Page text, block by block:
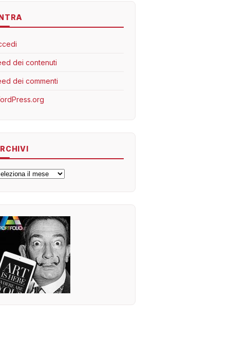
dei contenuti
dei commenti